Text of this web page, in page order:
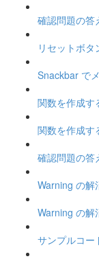
確認問題の
リセットボ
Snackbar で
関数を作成
関数を作成
確認問題の
Warning の
Warning の
サンプルコー